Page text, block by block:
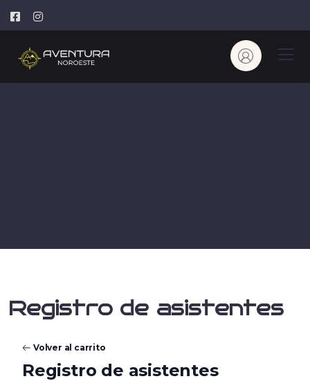
Registro de asistentes
Volver al carrito
Registro de asistentes